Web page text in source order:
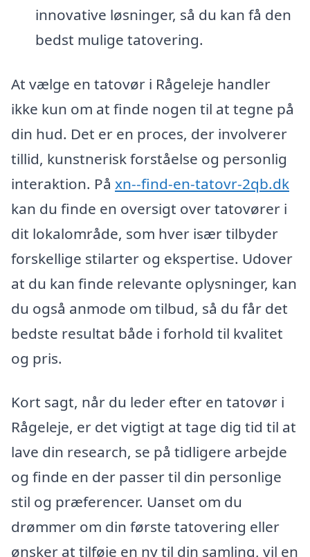
innovative løsninger, så du kan få den
bedst mulige tatovering.
At vælge en tatovør i Rågeleje handler
ikke kun om at finde nogen til at tegne på
din hud. Det er en proces, der involverer
tillid, kunstnerisk forståelse og personlig
interaktion. På xn--find-en-tatovr-2qb.dk
kan du finde en oversigt over tatovører i
dit lokalområde, som hver især tilbyder
forskellige stilarter og ekspertise. Udover
at du kan finde relevante oplysninger, kan
du også anmode om tilbud, så du får det
bedste resultat både i forhold til kvalitet
og pris.
Kort sagt, når du leder efter en tatovør i
Rågeleje, er det vigtigt at tage dig tid til at
lave din research, se på tidligere arbejde
og finde en der passer til din personlige
stil og præferencer. Uanset om du
drømmer om din første tatovering eller
ønsker at tilføje en ny til din samling, vil en